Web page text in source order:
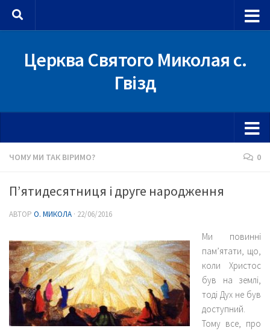
Skip to content
Церква Святого Миколая с.
Гвізд
ЧОМУ МИ ТАК ВІРИМО? 0
П’ятидесятниця і друге народження
АВТОР О. МИКОЛА · 22/06/2016
Ми повинні
пам’ятати, що,
коли Христос
був на землі,
тоді Дух не був
доступний.
Тому все, про